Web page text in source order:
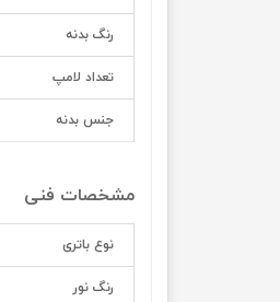
رنگ بدنه
تعداد لامپ
جنس بدنه
مشخصات فنی
نوع باتری
رنگ نور